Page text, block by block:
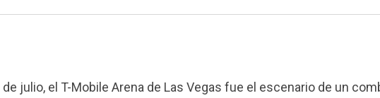
julio, el T-Mobile Arena de Las Vegas fue el escenario de un